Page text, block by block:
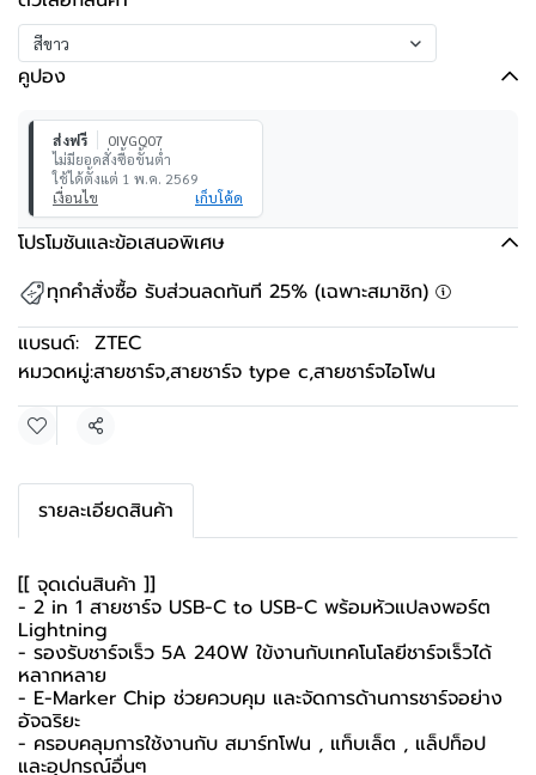
สีขาว
คูปอง
ส่งฟรี
0IVGQ07
ไม่มียอดสั่งซื้อขั้นต่ำ
ใช้ได้ตั้งแต่ 1 พ.ค. 2569
เงื่อนไข
เก็บโค้ด
โปรโมชันและข้อเสนอพิเศษ
ทุกคำสั่งซื้อ รับส่วนลดทันที 25% (เฉพาะสมาชิก)
แบรนด์: ZTEC
หมวดหมู่:สายชาร์จ,สายชาร์จ type c,สายชาร์จไอโฟน
แชร์
รายละเอียดสินค้า
[[ จุดเด่นสินค้า ]]
- 2 in 1 สายชาร์จ USB-C to USB-C พร้อมหัวแปลงพอร์ต
Lightning
- รองรับชาร์จเร็ว 5A 240W ใข้งานกับเทคโนโลยีชาร์จเร็วได้
หลากหลาย
- E-Marker Chip ช่วยควบคุม และจัดการด้านการชาร์จอย่าง
อัจฉริยะ
- ครอบคลุมการใช้งานกับ สมาร์ทโฟน , แท็บเล็ต , แล็ปท็อป
และอุปกรณ์อื่นๆ